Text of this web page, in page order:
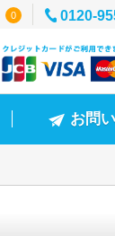
0 0120-
お問